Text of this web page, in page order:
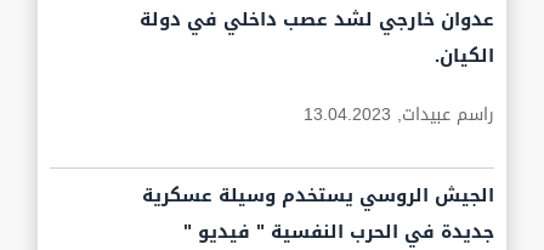
عدوان خارجي لشد عصب داخلي في دولة
الكيان.
راسم عبيدات, 13.04.2023
الجيش الروسي يستخدم وسيلة عسكرية
جديدة في الحرب النفسية " فيديو "